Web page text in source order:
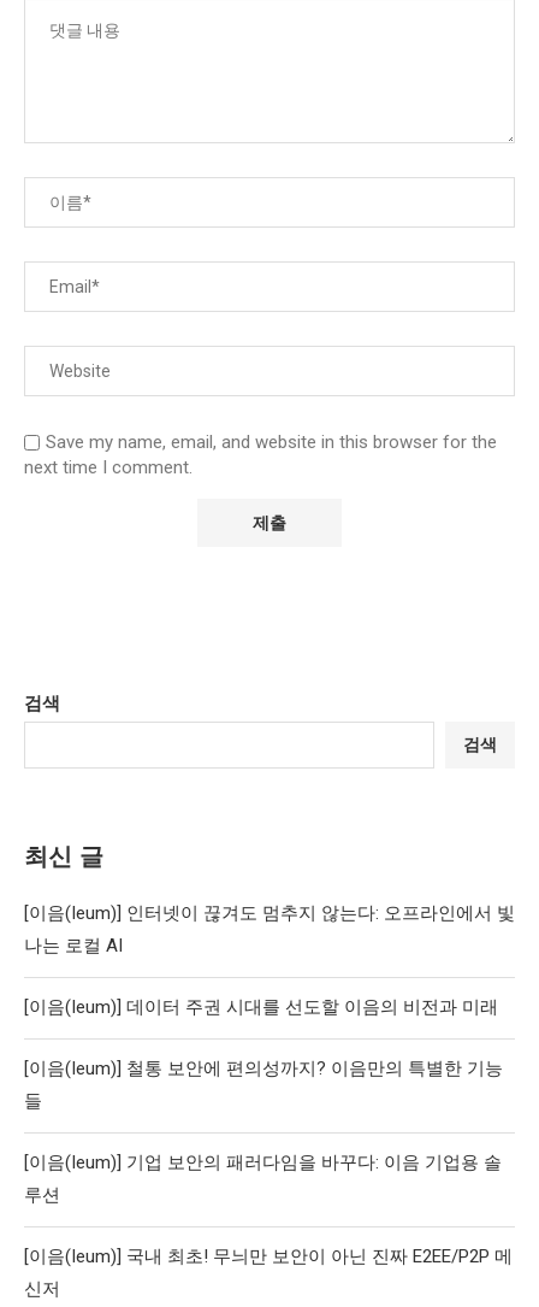
Save my name, email, and website in this browser for the
next time I comment.
검색
검색
최신 글
[이음(Ieum)] 인터넷이 끊겨도 멈추지 않는다: 오프라인에서 빛
나는 로컬 AI
[이음(Ieum)] 데이터 주권 시대를 선도할 이음의 비전과 미래
[이음(Ieum)] 철통 보안에 편의성까지? 이음만의 특별한 기능
들
[이음(Ieum)] 기업 보안의 패러다임을 바꾸다: 이음 기업용 솔
루션
[이음(Ieum)] 국내 최초! 무늬만 보안이 아닌 진짜 E2EE/P2P 메
신저